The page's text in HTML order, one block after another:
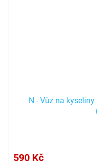
N - Vůz na
590 Kč